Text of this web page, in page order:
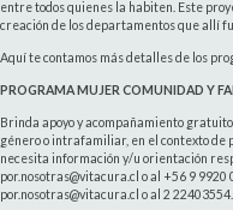
entre todos quienes la habiten. Este
creación de los departamentos que allí
Aquí te contamos más detalles de los
PROGRAMA MUJER COMUNIDAD Y
Brinda apoyo y acompañamiento
género o intrafamiliar, en el contexto de
necesita información y/u orientación
por.nosotras@vitacura.cl o al +56 9
por.nosotras@vitacura.cl o al 2 22403554.